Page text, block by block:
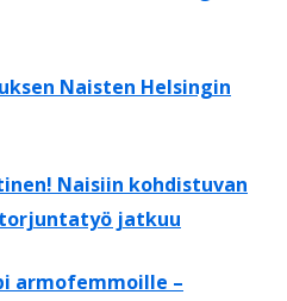
Naisten Helsingin
Naisiin kohdistuvan
jatkuu
armofemmoille –